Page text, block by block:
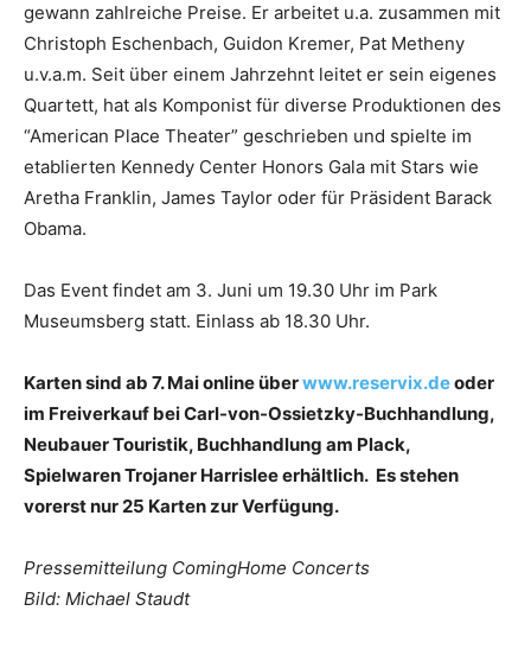
gewann zahlreiche Preise. Er arbeitet u.a. zusammen mit
Christoph Eschenbach, Guidon Kremer, Pat Metheny
u.v.a.m. Seit über einem Jahrzehnt leitet er sein eigenes
Quartett, hat als Komponist für diverse Produktionen des
“American Place Theater” geschrieben und spielte im
etablierten Kennedy Center Honors Gala mit Stars wie
Aretha Franklin, James Taylor oder für Präsident Barack
Obama.
Das Event findet am 3. Juni um 19.30 Uhr im Park
Museumsberg statt. Einlass ab 18.30 Uhr.
Karten sind ab 7. Mai online überwww.reservix.deoder
im Freiverkauf bei Carl-von-Ossietzky-Buchhandlung,
Neubauer Touristik, Buchhandlung am Plack,
Spielwaren Trojaner Harrislee erhältlich. Es stehen
vorerst nur 25 Karten zur Verfügung.
Pressemitteilung ComingHome Concerts
Bild: Michael Staudt